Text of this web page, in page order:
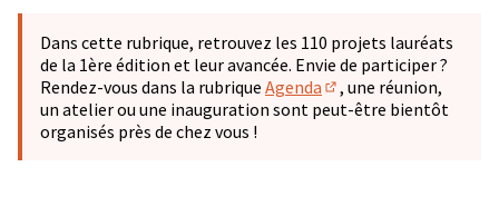
−
Dans cette rubrique, retrouvez les 110 projets lauréats
de la 1ère édition et leur avancée. Envie de participer ?
Rendez-vous dans la rubrique Agenda
(S'ouvre dans un
, une réunion,
un atelier ou une inauguration sont peut-être bientôt
organisés près de chez vous !